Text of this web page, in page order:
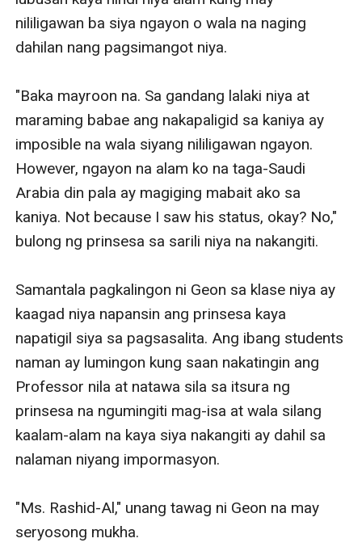
nililigawan ba siya ngayon o wala na naging
dahilan nang pagsimangot niya.
"Baka mayroon na. Sa gandang lalaki niya at
maraming babae ang nakapaligid sa kaniya ay
imposible na wala siyang nililigawan ngayon.
However, ngayon na alam ko na taga-Saudi
Arabia din pala ay magiging mabait ako sa
kaniya. Not because I saw his status, okay? No,"
bulong ng prinsesa sa sarili niya na nakangiti.
Samantala pagkalingon ni Geon sa klase niya ay
kaagad niya napansin ang prinsesa kaya
napatigil siya sa pagsasalita. Ang ibang students
naman ay lumingon kung saan nakatingin ang
Professor nila at natawa sila sa itsura ng
prinsesa na ngumingiti mag-isa at wala silang
kaalam-alam na kaya siya nakangiti ay dahil sa
nalaman niyang impormasyon.
"Ms. Rashid-Al," unang tawag ni Geon na may
seryosong mukha.